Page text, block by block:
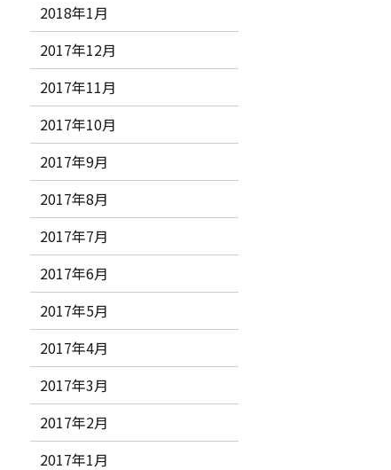
2018年1月
2017年12月
2017年11月
2017年10月
2017年9月
2017年8月
2017年7月
2017年6月
2017年5月
2017年4月
2017年3月
2017年2月
2017年1月